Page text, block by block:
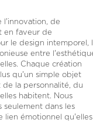
l'innovation, de
en faveur de
le design intemporel,
entre
Chaque création
qu'un simple objet
la personnalité, du
habitent. Nous
seulement dans les
lien émotionnel qu'elles